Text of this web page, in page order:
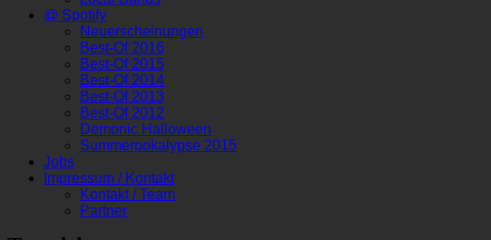
@ Spotify
Neuerscheinungen
Best-Of 2016
Best-Of 2015
Best-Of 2014
Best-Of 2013
Best-Of 2012
Demonic Halloween
Summerpokalypse 2015
Jobs
Impressum / Kontakt
Kontakt / Team
Partner